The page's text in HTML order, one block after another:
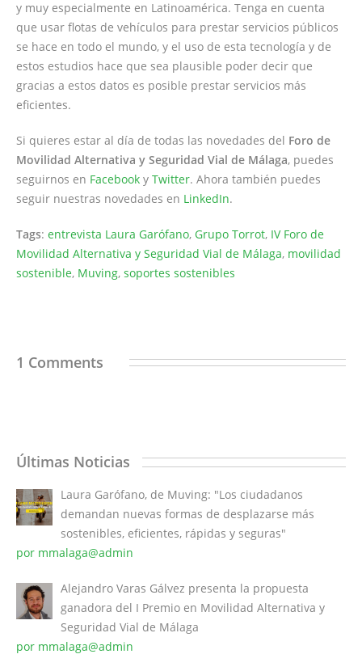
y muy especialmente en Latinoamérica. Tenga en cuenta
que usar flotas de vehículos para prestar servicios públicos
se hace en todo el mundo, y el uso de esta tecnología y de
estos estudios hace que sea plausible poder decir que
gracias a estos datos es posible prestar servicios más
eficientes.
Si quieres estar al día de todas las novedades del Foro de
Movilidad Alternativa y Seguridad Vial de Málaga, puedes
seguirnos en Facebook y Twitter. Ahora también puedes
seguir nuestras novedades en LinkedIn.
Tags: entrevista Laura Garófano, Grupo Torrot, IV Foro de
Movilidad Alternativa y Seguridad Vial de Málaga, movilidad
sostenible, Muving, soportes sostenibles
1 Comments
Últimas Noticias
Laura Garófano, de Muving: "Los ciudadanos
demandan nuevas formas de desplazarse más
sostenibles, eficientes, rápidas y seguras"
por mmalaga@admin
Alejandro Varas Gálvez presenta la propuesta
ganadora del I Premio en Movilidad Alternativa y
Seguridad Vial de Málaga
por mmalaga@admin